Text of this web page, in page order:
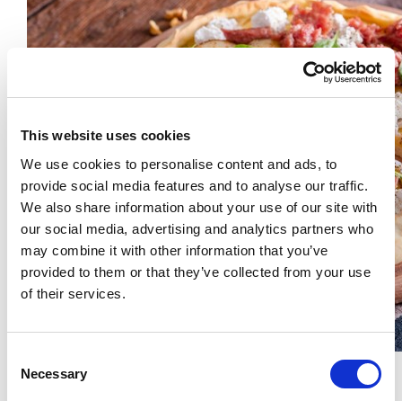
This website uses cookies
We use cookies to personalise content and ads, to
provide social media features and to analyse our traffic.
We also share information about your use of our site with
our social media, advertising and analytics partners who
may combine it with other information that you’ve
provided to them or that they’ve collected from your use
of their services.
Selection
Necessary
Focaccia con pere, noci, ricotta e cotechino